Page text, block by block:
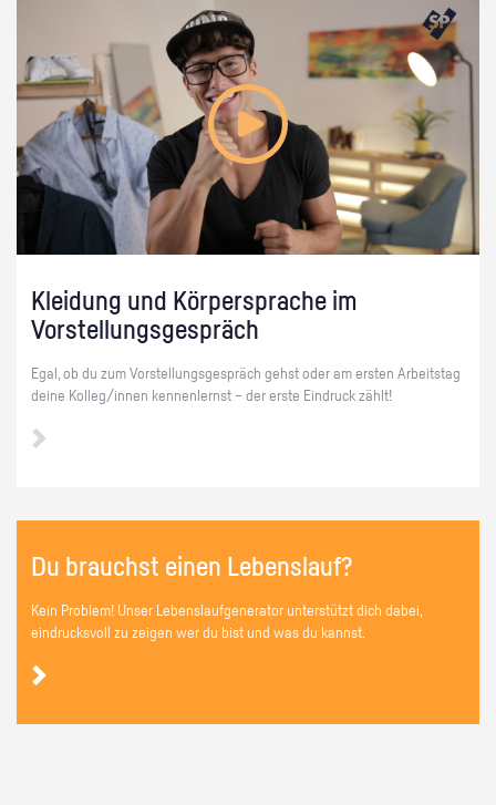
Kleidung und Körpersprache im
Vorstellungsgespräch
Egal, ob du zum Vorstellungsgespräch gehst oder am ersten Arbeitstag
deine Kolleg/innen kennenlernst – der erste Eindruck zählt!
Du brauchst einen Lebenslauf?
Kein Problem! Unser Lebenslaufgenerator unterstützt dich dabei,
eindrucksvoll zu zeigen wer du bist und was du kannst.